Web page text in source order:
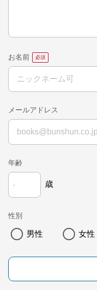
お名前
メールアドレス
年齢
歳
性別
男性 女性